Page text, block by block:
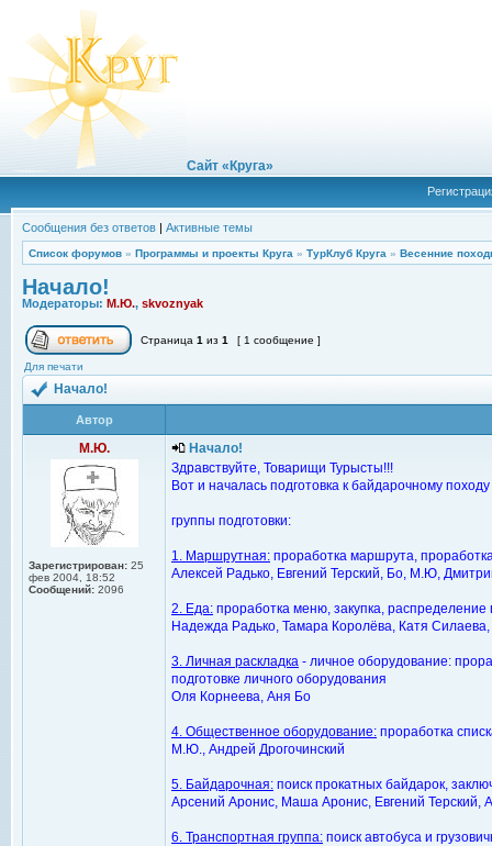
Сайт «Круга»
Сообщения без ответов | Активные темы
Список форумов » Программы и проекты Круга » ТурКлуб Круга » Весенние
Начало!
Модераторы: М.Ю., skvoznyak
Страница 1 из 1 [ 1 сообщение ]
Для печати
Начало!
Автор
М.Ю.
Зарегистрирован: 25
фев 2004, 18:52
Сообщений: 2096
Начало!
Здравствуйте, Товарищи Турысты!!!
Вот и началась подготовка к байдарочному
группы подготовки:
1. Маршрутная: проработка маршрута,
Алексей Радько, Евгений Терский, Бо, М.Ю,
2. Еда: проработка меню, закупка,
Надежда Радько, Тамара Королёва, Катя
3. Личная раскладка - личное оборудование:
подготовке личного оборудования
Оля Корнеева, Аня Бо
4. Общественное оборудование: проработка
М.Ю., Андрей Дрогочинский
5. Байдарочная: поиск прокатных байдарок,
Арсений Аронис, Маша Аронис, Евгений
6. Транспортная группа: поиск автобуса и